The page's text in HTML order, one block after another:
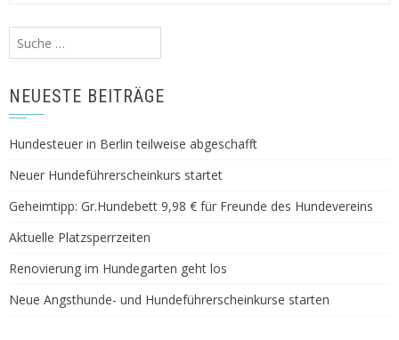
Suche
nach:
NEUESTE BEITRÄGE
Hundesteuer in Berlin teilweise abgeschafft
Neuer Hundeführerscheinkurs startet
Geheimtipp: Gr.Hundebett 9,98 € für Freunde des Hundevereins
Aktuelle Platzsperrzeiten
Renovierung im Hundegarten geht los
Neue Angsthunde- und Hundeführerscheinkurse starten